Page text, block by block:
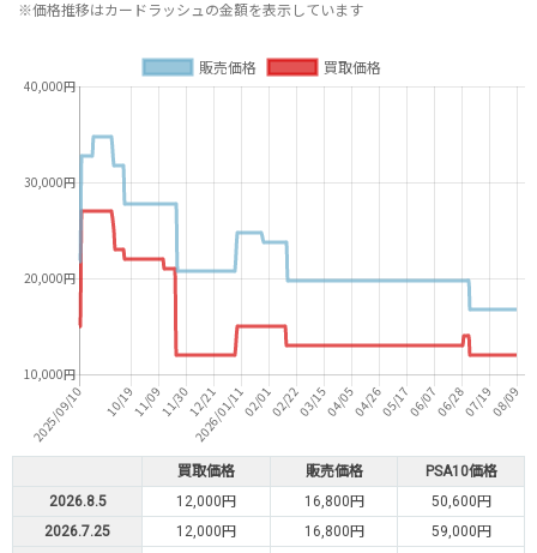
※価格推移はカードラッシュの金額を表示しています
買取価格 販売価格
PSA10価格
2026.8.5
12,000円 16,800円
50,600円
2026.7.25
12,000円 16,800円
59,000円